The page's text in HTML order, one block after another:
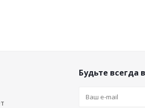
Будьте всегда